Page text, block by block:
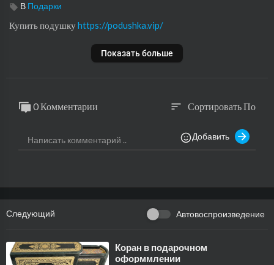
В Подарки
Купить подушкуhttps://podushka.vip/
Показать больше
0 Комментарии sort Сортировать По
Добавить
Следующий Автовоспроизведение
⁣Коран в подарочном
оформмлении